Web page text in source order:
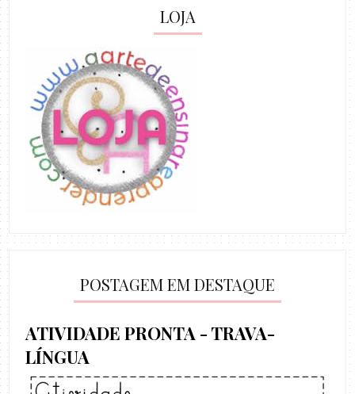
LOJA
POSTAGEM EM DESTAQUE
ATIVIDADE PRONTA - TRAVA-
LÍNGUA